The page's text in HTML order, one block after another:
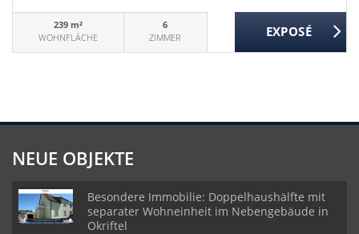
239 m²
WOHNFLÄCHE
6
ZIMMER
NEUE OBJEKTE
Besondere Immobilie: Doppelhaushälfte mit
separater Wohneinheit im Nebengebäude in
Okriftel